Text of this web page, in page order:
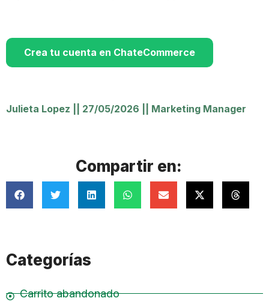
Crea tu cuenta en ChateCommerce
Julieta Lopez 27/05/2026 Marketing Manager
Compartir en:
Categorías
Carrito abandonado